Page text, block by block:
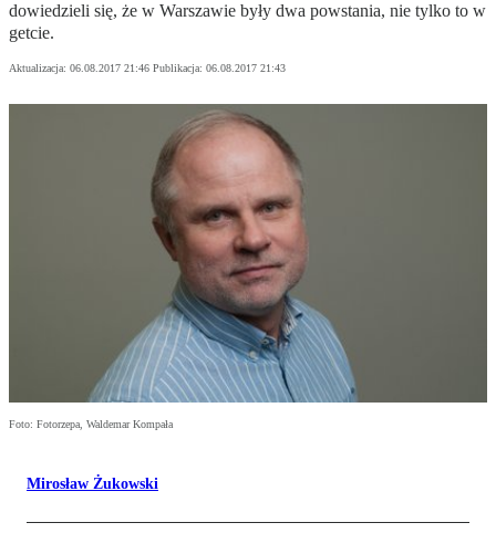
dowiedzieli się, że w Warszawie były dwa powstania, nie tylko to w
getcie.
Aktualizacja: 06.08.2017 21:46 Publikacja: 06.08.2017 21:43
Foto: Fotorzepa, Waldemar Kompała
Mirosław Żukowski